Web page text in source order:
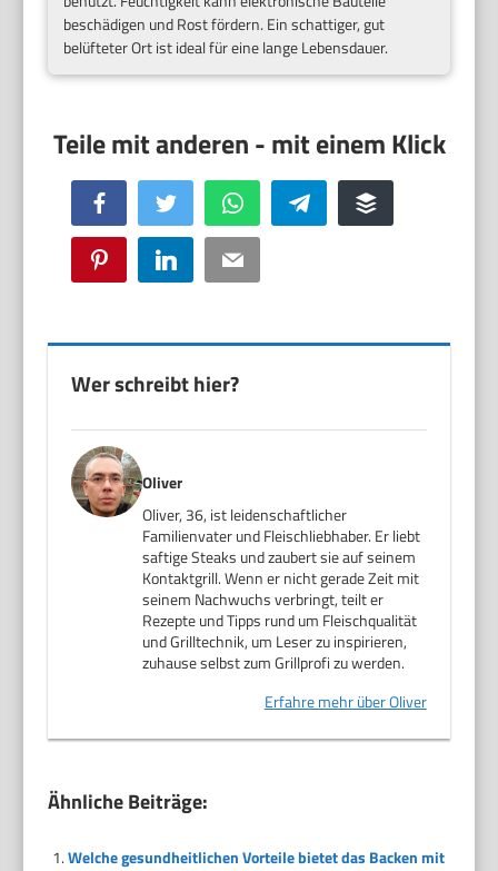
beschädigen und Rost fördern. Ein schattiger, gut
belüfteter Ort ist ideal für eine lange Lebensdauer.
Facebook Twitter WhatsApp Telegram Buffer
Pinterest LinkedIn Email
Wer schreibt hier?
Oliver
Oliver, 36, ist leidenschaftlicher
Familienvater und Fleischliebhaber. Er liebt
saftige Steaks und zaubert sie auf seinem
Kontaktgrill. Wenn er nicht gerade Zeit mit
seinem Nachwuchs verbringt, teilt er
Rezepte und Tipps rund um Fleischqualität
und Grilltechnik, um Leser zu inspirieren,
zuhause selbst zum Grillprofi zu werden.
Erfahre mehr über Oliver
Ähnliche Beiträge:
Welche gesundheitlichen Vorteile bietet das Backen mit